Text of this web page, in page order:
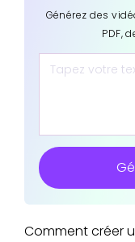
Générez des
PDF,
Comment créer